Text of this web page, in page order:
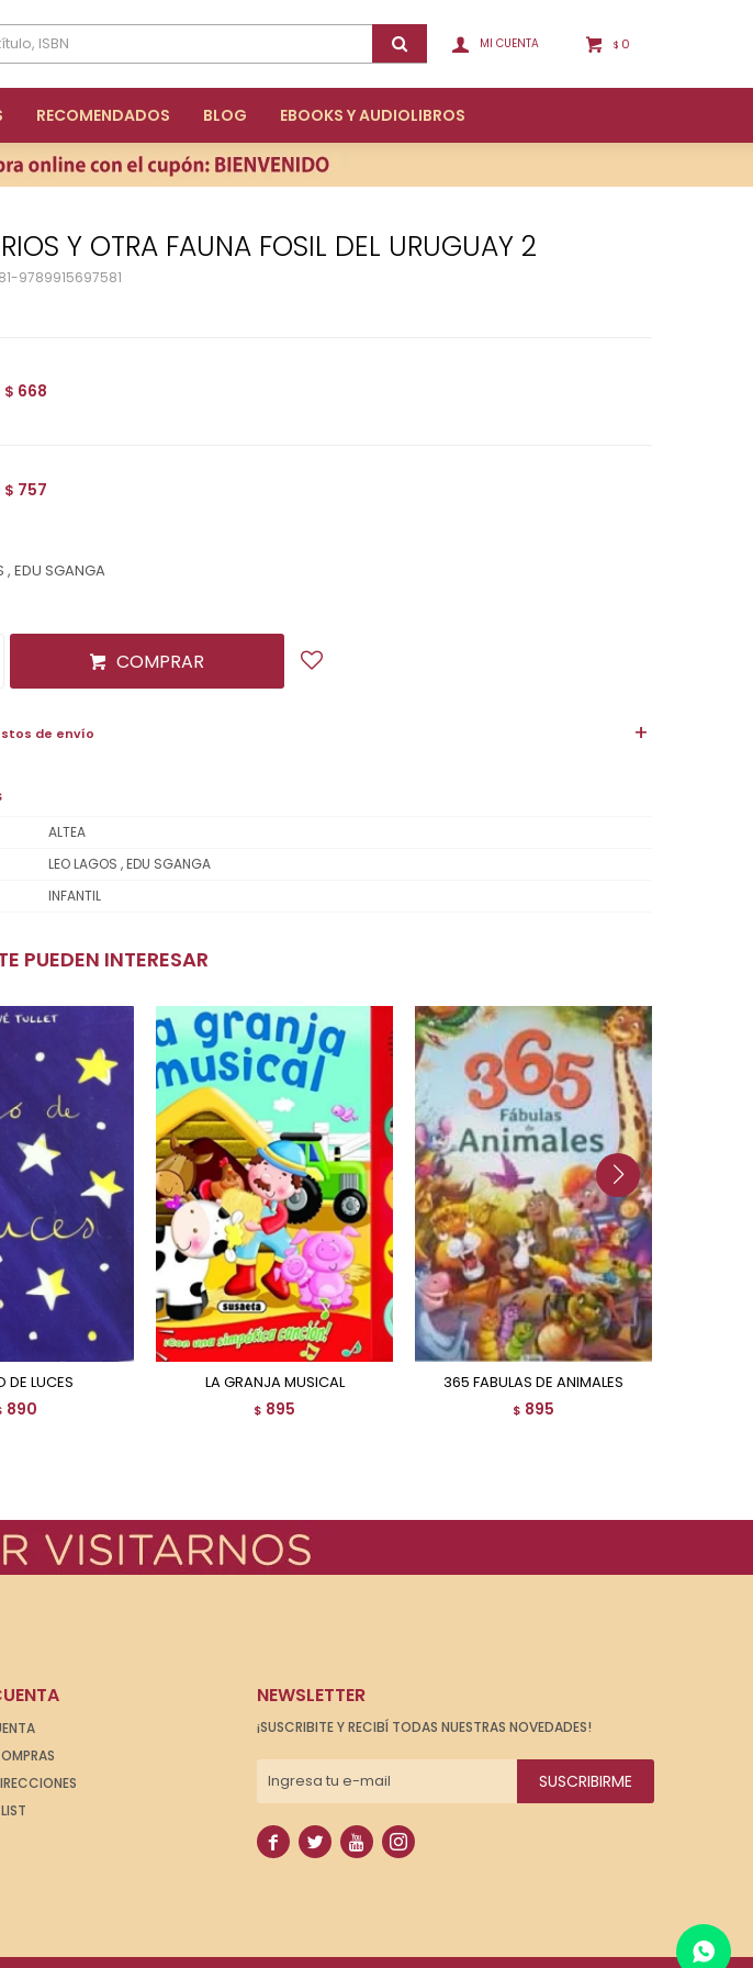
RECOMENDADOS BLOG EBOOKS Y AUDIOLIBROS
$ 0
Y OTRA FAUNA FOSIL DEL URUGUAY 2
9789915697581
$ 668
$ 757
, EDU SGANGA
COMPRAR
de envío
ALTEA
LEO LAGOS , EDU SGANGA
INFANTIL
PUEDEN INTERESAR
DE LUCES
890
LA GRANJA MUSICAL
$ 895
365 FABULAS DE ANIMALES
$ 895
NEWSLETTER
¡SUSCRIBITE Y RECIBÍ TODAS NUESTRAS NOVEDADES!
SUSCRIBIRME
   